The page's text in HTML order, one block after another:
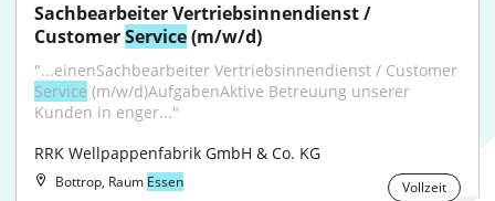
Sachbearbeiter Vertriebsinnendienst /
Customer Service (m/w/d)
Service (m/w/d)AufgabenAktive Betreuung unserer
Kunden in enger..."
RRK Wellpappenfabrik GmbH & Co. KG
Bottrop, Raum Essen Vollzeit